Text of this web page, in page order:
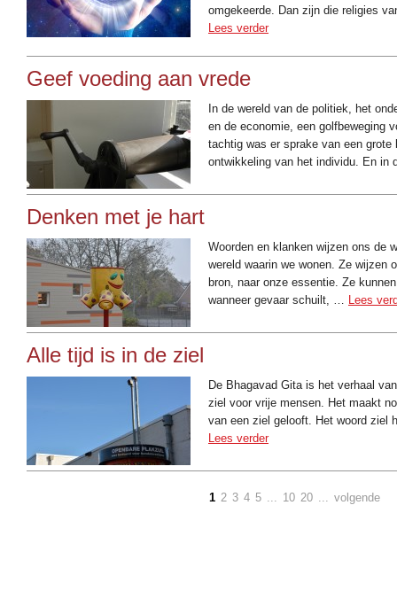
omgekeerde. Dan zijn die religies
Lees verder
Geef voeding aan vrede
In de wereld van de politiek, het
en de economie, een golfbeweging
tachtig was er sprake van een grote
ontwikkeling van het individu. En
Denken met je hart
Woorden en klanken wijzen ons de
wereld waarin we wonen. Ze wijzen
bron, naar onze essentie. Ze
wanneer gevaar schuilt, … Lees
Alle tijd is in de ziel
De Bhagavad Gita is het verhaal
ziel voor vrije mensen. Het maakt
van een ziel gelooft. Het woord
Lees verder
1 2 3 4 5 ... 10 20 ... volgende